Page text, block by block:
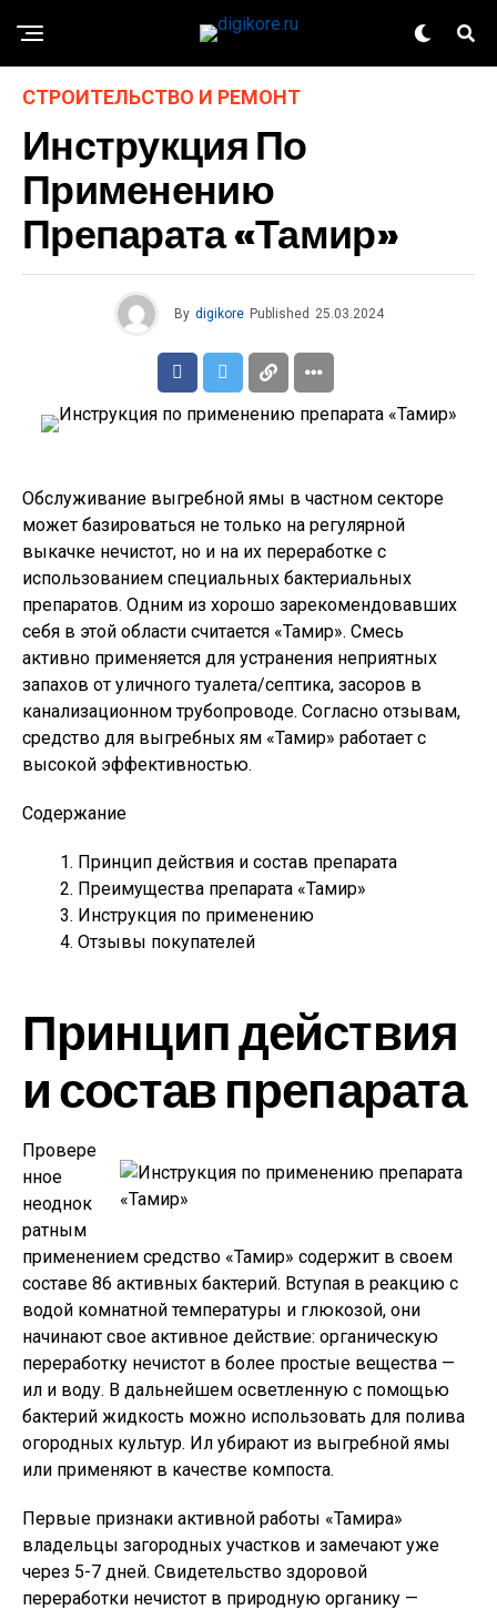
СТРОИТЕЛЬСТВО И РЕМОНТ
Инструкция По
Применению
Препарата «Тамир»
By digikore Published 25.03.2024
Обслуживание выгребной ямы в частном секторе
может базироваться не только на регулярной
выкачке нечистот, но и на их переработке с
использованием специальных бактериальных
препаратов. Одним из хорошо зарекомендовавших
себя в этой области считается «Тамир». Смесь
активно применяется для устранения неприятных
запахов от уличного туалета/септика, засоров в
канализационном трубопроводе. Согласно отзывам,
средство для выгребных ям «Тамир» работает с
высокой эффективностью.
Содержание
Принцип действия и состав препарата
Преимущества препарата «Тамир»
Инструкция по применению
Отзывы покупателей
Принцип действия
и состав препарата
Провере
нное
неоднок
ратным
применением средство «Тамир» содержит в своем
составе 86 активных бактерий. Вступая в реакцию с
водой комнатной температуры и глюкозой, они
начинают свое активное действие: органическую
переработку нечистот в более простые вещества —
ил и воду. В дальнейшем осветленную с помощью
бактерий жидкость можно использовать для полива
огородных культур. Ил убирают из выгребной ямы
или применяют в качестве компоста.
Первые признаки активной работы «Тамира»
владельцы загородных участков и замечают уже
через 5-7 дней. Свидетельство здоровой
переработки нечистот в природную органику —